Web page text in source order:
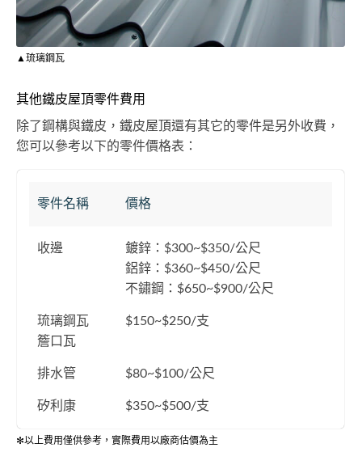
▲琉璃鋼瓦
其他鐵皮屋頂零件費用
除了鋼構與鐵皮，鐵皮屋頂還有其它的零件是另外收費，
您可以參考以下的零件價格表：
零件名稱 價格
收邊
鍍鋅：$300~$350/公尺
鋁鋅：$360~$450/公尺
不鏽鋼：$650~$900/公尺
琉璃鋼瓦
簷口瓦
$150~$250/支
排水管 $80~$100/公尺
矽利康 $350~$500/支
✻以上費用僅供參考，實際費用以廠商估價為主